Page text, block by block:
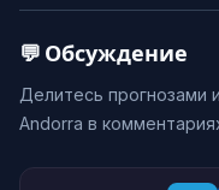
💬 Обсуждение
Делитесь прогнозами
Andorra в